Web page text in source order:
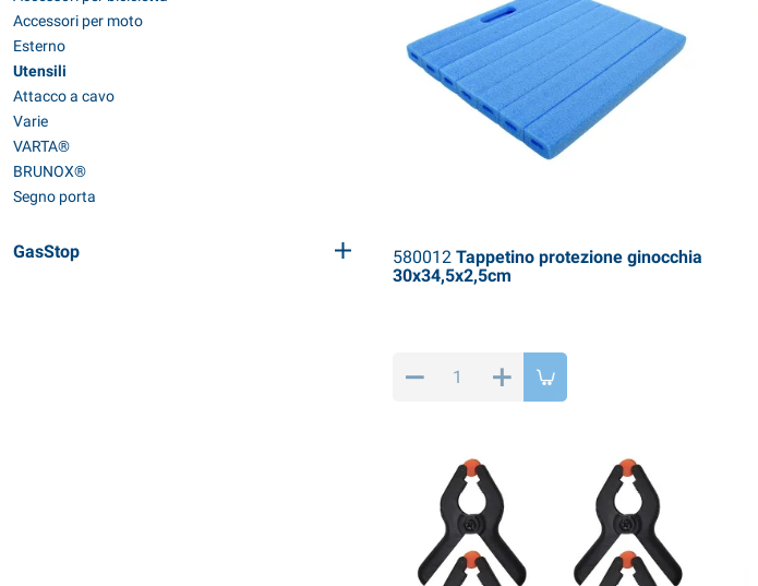
Accessori per moto
Esterno
Utensili
Attacco a cavo
Varie
VARTA®
BRUNOX®
Segno porta
GasStop 580012Tappetino protezione ginocchia
30x34,5x2,5cm